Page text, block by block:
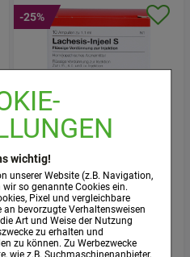
wichtig!
unserer Website (z.B. Navigation,
so genannte Cookies ein.
Pixel und vergleichbare
an bevorzugte Verhaltensweisen
Art und Weise der Nutzung
zu erhalten und
zu können. Zu Werbezwecke
wie z.B. Suchmaschinenanbieter,
Biologische Heilmittel Heel
GmbH
10St Ampullen
04562918
-25%